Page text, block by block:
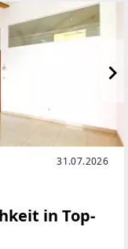
31.07.2026
in Top-